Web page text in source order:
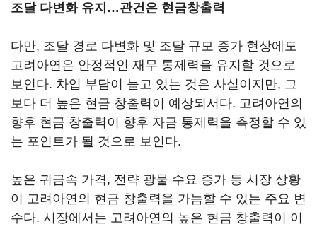
조달 다변화 유지…관건은 현금창출력
다만, 조달 경로 다변화 및 조달 규모 증가 현상에도
고려아연은 안정적인 재무 통제력을 유지할 것으로
보인다. 차입 부담이 늘고 있는 것은 사실이지만, 그
보다 더 높은 현금 창출력이 예상되서다. 고려아연의
향후 현금 창출력이 향후 자금 통제력을 측정할 수 있
는 포인트가 될 것으로 보인다.
높은 귀금속 가격, 전략 광물 수요 증가 등 시장 상황
이 고려아연의 현금 창출력을 가늠할 수 있는 주요 변
수다. 시장에서는 고려아연의 높은 현금 창출력이 이